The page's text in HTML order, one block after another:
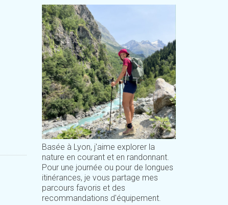
Basée à Lyon, j'aime explorer la
nature en courant et en randonnant.
Pour une journée ou pour de longues
itinérances, je vous partage mes
parcours favoris et des
recommandations d'équipement.